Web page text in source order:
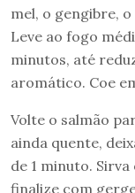
mel, o gengibre,
Leve ao fogo
minutos, até
aromático. Coe
Volte o salmão
ainda quente,
de 1 minuto.
finalize com